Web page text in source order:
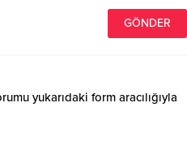
yukarıdaki form aracılığıyla